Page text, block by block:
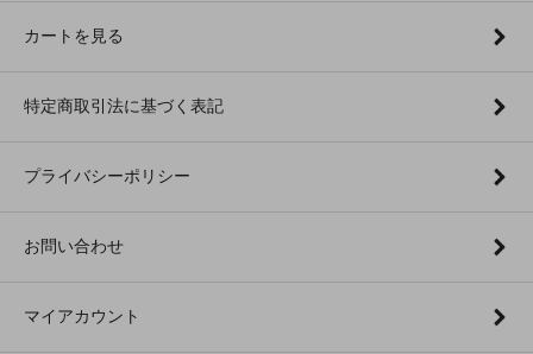
カートを見る
特定商取引法に基づく表記
プライバシーポリシー
お問い合わせ
マイアカウント